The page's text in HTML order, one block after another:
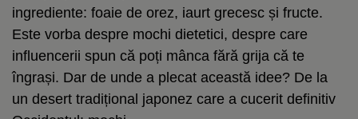
ingrediente: foaie de orez, iaurt grecesc și fructe.
Este vorba despre mochi dietetici, despre care
influencerii spun că poți mânca fără grija că te
îngrași. Dar de unde a plecat această idee? De la
un desert tradițional japonez care a cucerit definitiv